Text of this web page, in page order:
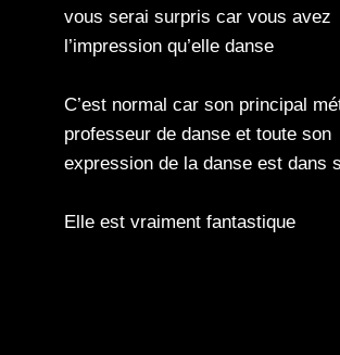
vous serai surpris car vous avez
l’impression qu’elle danse
C’est normal car son principal
professeur de danse et toute son
expression de la danse est dans
Elle est vraiment fantastique